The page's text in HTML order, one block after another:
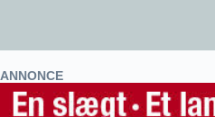
ANNONCE